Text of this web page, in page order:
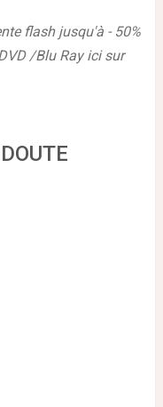
flash jusqu'à - 50%
/Blu Ray ici sur